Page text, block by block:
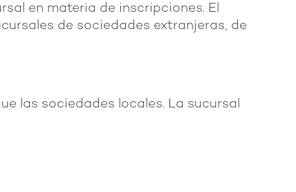
en materia de inscripciones. El
de sociedades extranjeras, de
las sociedades locales. La sucursal